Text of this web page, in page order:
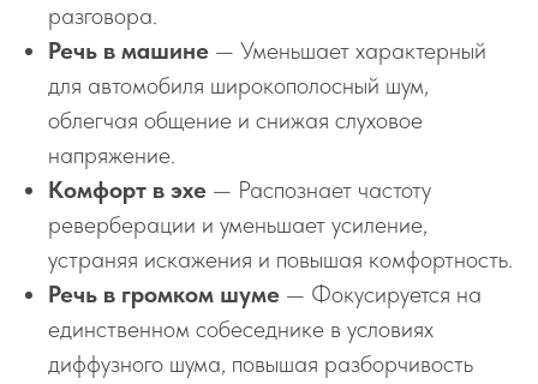
разговора.
Речь в машине — Уменьшает характерный
для автомобиля широкополосный шум,
облегчая общение и снижая слуховое
напряжение.
Комфорт в эхе — Распознает частоту
реверберации и уменьшает усиление,
устраняя искажения и повышая комфортность.
Речь в громком шуме — Фокусируется на
единственном собеседнике в условиях
диффузного шума, повышая разборчивость